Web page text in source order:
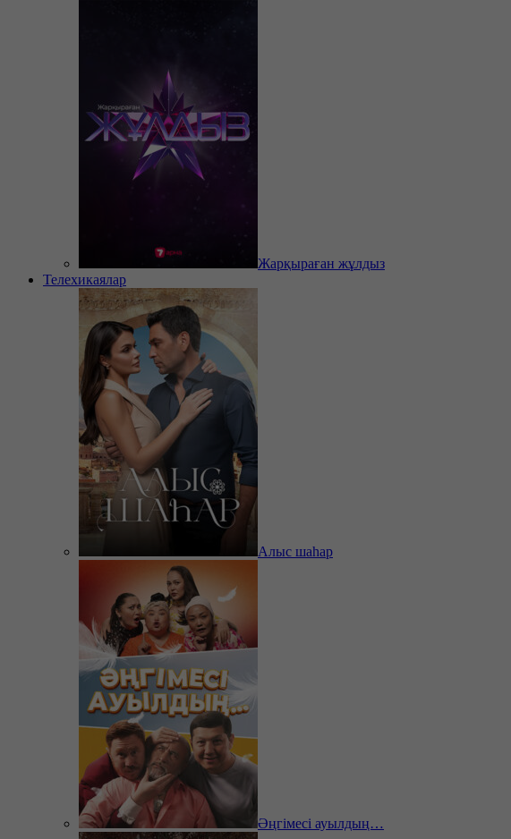
Жарқыраған жұлдыз
Телехикаялар
Алыс шаһар
Әңгімесі ауылдың…